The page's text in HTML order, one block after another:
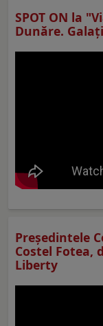
SPOT ON la
Dunăre.
Preşedintele
Costel Fotea,
Liberty